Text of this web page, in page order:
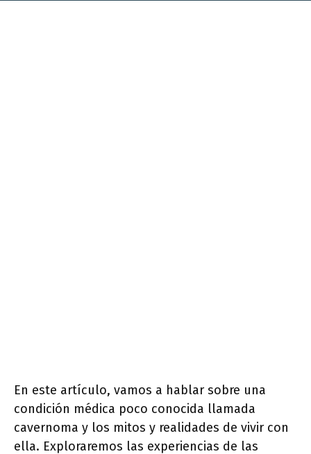
En este artículo, vamos a hablar sobre una
condición médica poco conocida llamada
cavernoma y los mitos y realidades de vivir con
ella. Exploraremos las experiencias de las